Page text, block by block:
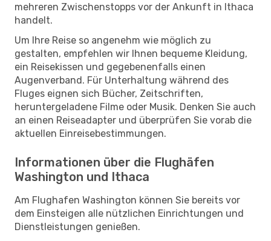
mehreren Zwischenstopps vor der Ankunft in Ithaca
handelt.
Um Ihre Reise so angenehm wie möglich zu
gestalten, empfehlen wir Ihnen bequeme Kleidung,
ein Reisekissen und gegebenenfalls einen
Augenverband. Für Unterhaltung während des
Fluges eignen sich Bücher, Zeitschriften,
heruntergeladene Filme oder Musik. Denken Sie auch
an einen Reiseadapter und überprüfen Sie vorab die
aktuellen Einreisebestimmungen.
Informationen über die Flughäfen
Washington und Ithaca
Am Flughafen Washington können Sie bereits vor
dem Einsteigen alle nützlichen Einrichtungen und
Dienstleistungen genießen.